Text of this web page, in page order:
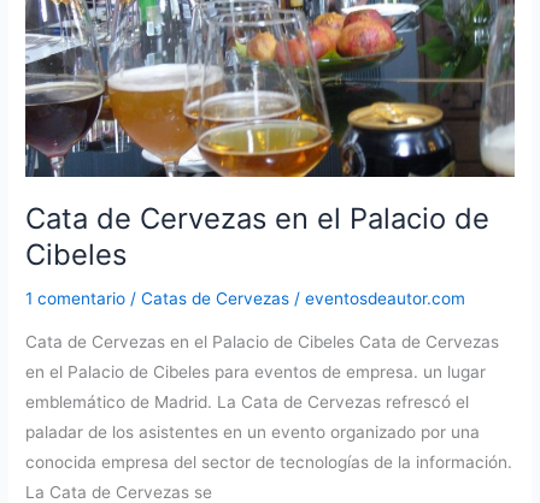
Cata de Cervezas en el Palacio de
Cibeles
1 comentario /Catas de Cervezas /eventosdeautor.com
Cata de Cervezas en el Palacio de Cibeles Cata de Cervezas
en el Palacio de Cibeles para eventos de empresa. un lugar
emblemático de Madrid. La Cata de Cervezas refrescó el
paladar de los asistentes en un evento organizado por una
conocida empresa del sector de tecnologías de la información.
La Cata de Cervezas se